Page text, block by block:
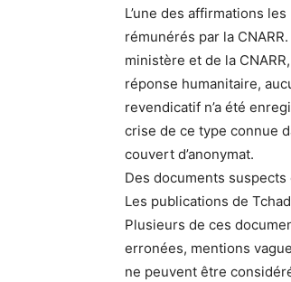
L’une des affirmations
rémunérés par la
ministère et de la
réponse humanitaire,
revendicatif n’a été
crise de ce type connue
couvert d’anonymat.
Des documents
Les publications de
Plusieurs de ces
erronées, mentions
ne peuvent être